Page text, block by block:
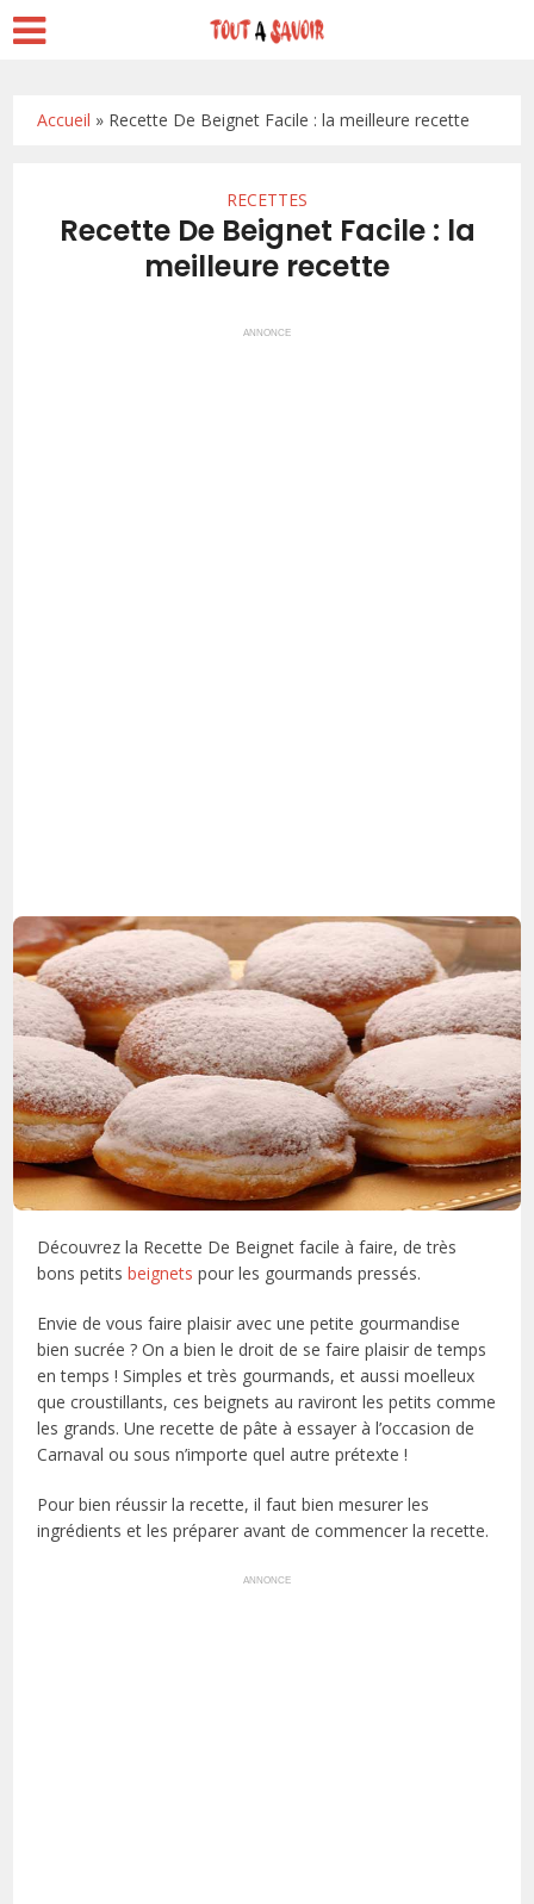
Accueil » Recette De Beignet Facile : la meilleure recette
RECETTES
Recette De Beignet Facile : la
meilleure recette
ANNONCE
Découvrez la Recette De Beignet facile à faire, de très
bons petitsbeignets pour les gourmands pressés.
Envie de vous faire plaisir avec une petite gourmandise
bien sucrée ? On a bien le droit de se faire plaisir de temps
en temps ! Simples et très gourmands, et aussi moelleux
que croustillants, ces beignets au raviront les petits comme
les grands. Une recette de pâte à essayer à l’occasion de
Carnaval ou sous n’importe quel autre prétexte !
Pour bien réussir la recette, il faut bien mesurer les
ingrédients et les préparer avant de commencer la recette.
ANNONCE